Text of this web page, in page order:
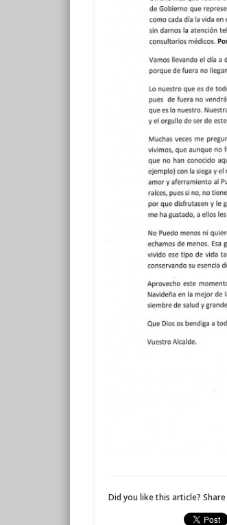
Did you like this article?